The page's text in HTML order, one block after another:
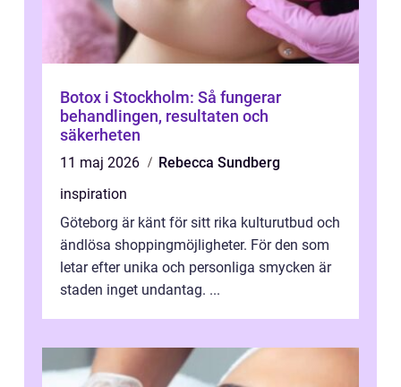
Botox i Stockholm: Så fungerar
behandlingen, resultaten och
säkerheten
11 maj 2026
Rebecca Sundberg
inspiration
Göteborg är känt för sitt rika kulturutbud och
ändlösa shoppingmöjligheter. För den som
letar efter unika och personliga smycken är
staden inget undantag. ...